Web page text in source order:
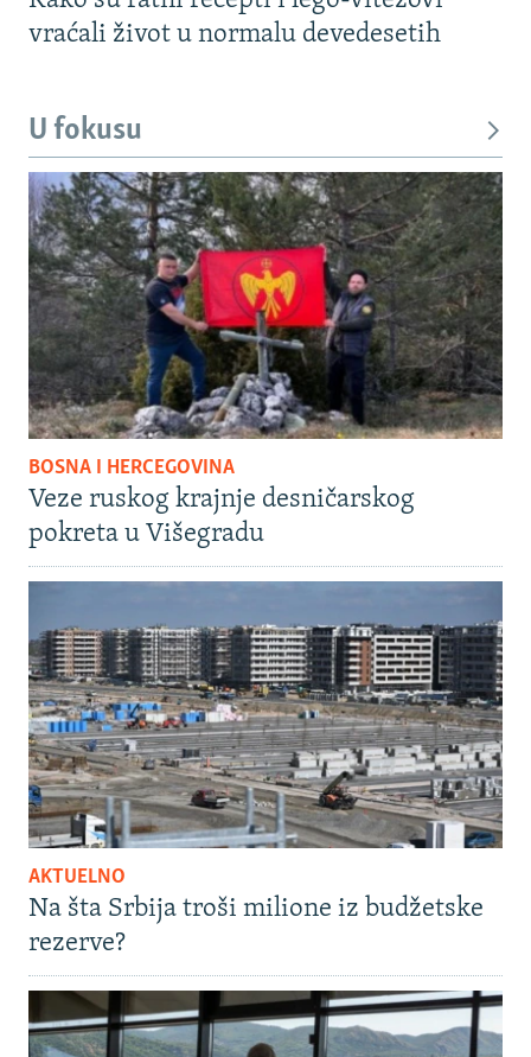
vraćali život u normalu devedesetih
U fokusu
BOSNA I HERCEGOVINA
Veze ruskog krajnje desničarskog
pokreta u Višegradu
AKTUELNO
Na šta Srbija troši milione iz budžetske
rezerve?